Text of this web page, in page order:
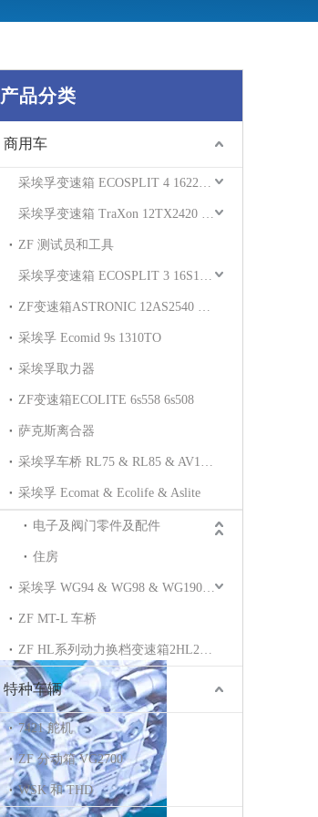
产品分类
商用车
采埃孚变速箱 ECOSPLIT 4 162230 16S2531
采埃孚变速箱 TraXon 12TX2420 12TX2621
ZF 测试员和工具
采埃孚变速箱 ECOSPLIT 3 16S181 16S221
ZF变速箱ASTRONIC 12AS2540 12AS2330
采埃孚 Ecomid 9s 1310TO
采埃孚取力器
ZF变速箱ECOLITE 6s558 6s508
萨克斯离合器
采埃孚车桥 RL75 & RL85 & AV132& AV133
采埃孚 Ecomat & Ecolife & Aslite
电子及阀门零件及配件
住房
采埃孚 WG94 & WG98 & WG190 & WG210& WG171 & WG211
ZF MT-L 车桥
ZF HL系列动力换档变速箱2HL270 2HL290
特种车辆
7421 舵机
ZF 分动箱 VG2700
WSK 和 THD